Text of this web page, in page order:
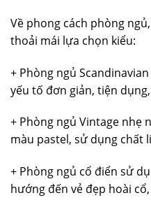
Về phong cách phòng
thoải mái lựa chọn kiểu:
+ Phòng ngủ
yếu tố đơn giản, tiện
+ Phòng ngủ Vintage nhẹ
màu pastel, sử dụng chất
+ Phòng ngủ cổ điển sử
hướng đến vẻ đẹp hoài